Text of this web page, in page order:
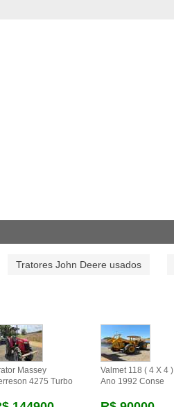
Tratores John Deere usados
Massey
4275 Turbo
Valmet 118 ( 4 X 4 )
Ano 1992 Conse